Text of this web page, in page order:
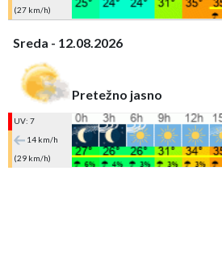
(27 km/h)
Sreda - 12.08.2026
Pretežno jasno
UV: 7
14 km/h
(29 km/h)